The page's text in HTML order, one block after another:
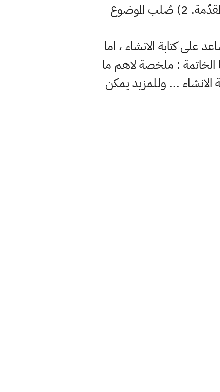
من المستحسن تقسيم الموضوع الإنشائي إلى ثلاثة أقسام عامة وهي 1) المقدّمة. 2) صُلب الموضوع
على كتابة الانشاء ، اما
الخاتمة : ملخصة لاهم ما
الانشاء ... وللمزيد يمكن